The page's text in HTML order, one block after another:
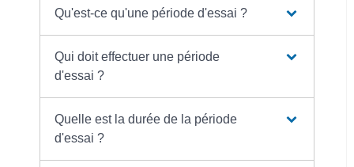
Qu'est-ce qu'une période d'essai ?
Qui doit effectuer une période
d'essai ?
Quelle est la durée de la période
d'essai ?